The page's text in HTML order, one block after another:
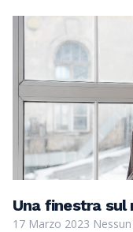
Una finestra
17 Marzo 2023